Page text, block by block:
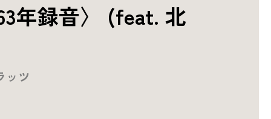
年録音〉 (feat. 北
ッツ